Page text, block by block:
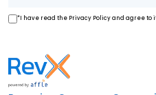
*I have read the Privacy Policy and agree to